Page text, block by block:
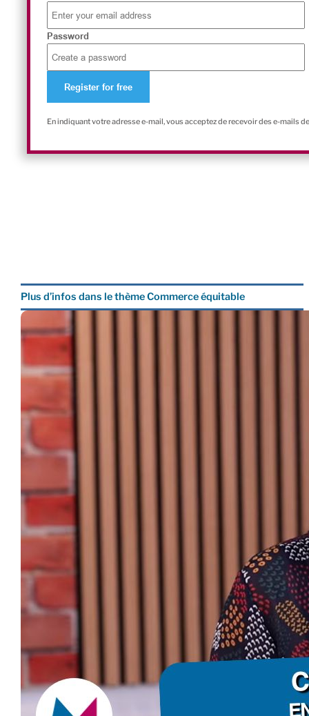
Password
En indiquant votre adresse e-mail, vous acceptez de recevoir des e-mails
Plus d’infos dans le thème Commerce équitable